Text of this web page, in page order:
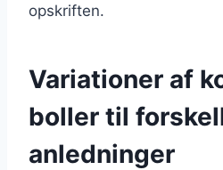
opskriften.
Variationer af
boller til
anledninger